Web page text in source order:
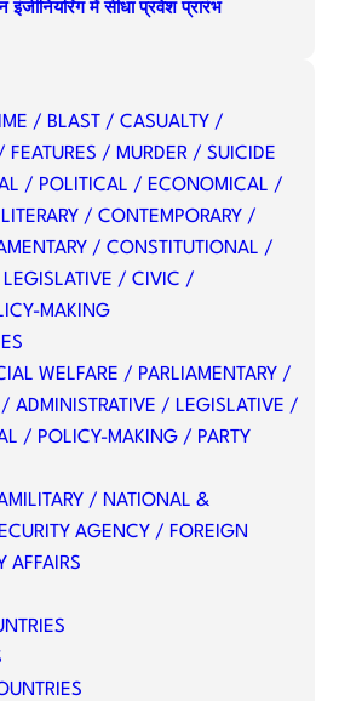
इंजीनियरिंग में सीधा प्रवेश प्रारंभ
/ BLAST / CASUALTY /
FEATURES / MURDER / SUICIDE
/ POLITICAL / ECONOMICAL /
/ CONTEMPORARY /
/ CONSTITUTIONAL /
LEGISLATIVE / CIVIC /
MAKING
WELFARE / PARLIAMENTARY /
ADMINISTRATIVE / LEGISLATIVE /
/ POLICY-MAKING / PARTY
/ NATIONAL &
AGENCY / FOREIGN
AFFAIRS